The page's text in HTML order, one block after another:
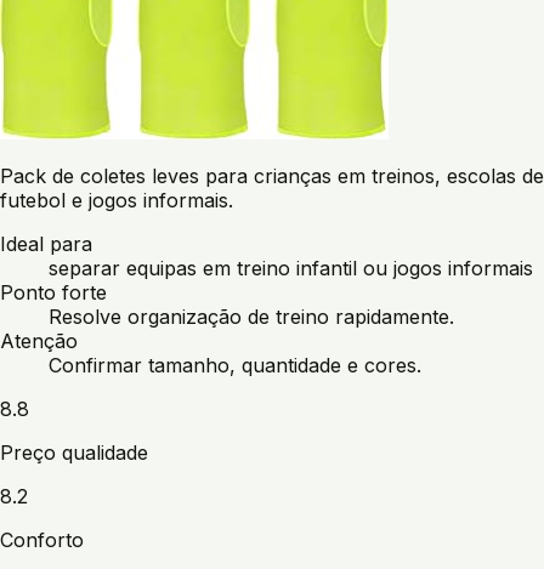
Pack de coletes leves para crianças em treinos, escolas de
futebol e jogos informais.
Ideal para
separar equipas em treino infantil ou jogos informais
Ponto forte
Resolve organização de treino rapidamente.
Atenção
Confirmar tamanho, quantidade e cores.
8.8
Preço qualidade
8.2
Conforto